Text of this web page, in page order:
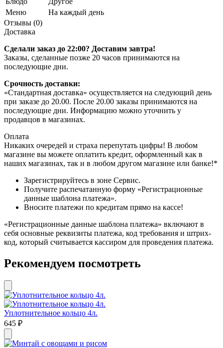
Меню
На каждый день
Отзывы (0)
Доставка
Сделали заказ до 22:00? Доставим завтра!
Заказы, сделанные позже 20 часов принимаются на
последующие дни.
Срочность доставки:
«Стандартная доставка» осуществляется на следующий день
при заказе до 20.00. После 20.00 заказы принимаются на
последующие дни. Информацию можно уточнить у
продавцов в магазинах.
Оплата
Никаких очередей и страха перепутать цифры! В любом
магазине вы можете оплатить кредит, оформленный как в
наших магазинах, так и в любом другом магазине или банке!*
Зарегистрируйтесь в зоне Сервис.
Получите распечатанную форму «Регистрационные
данные шаблона платежа».
Вносите платежи по кредитам прямо на кассе!
«Регистрационные данные шаблона платежа» включают в
себя основные реквизиты платежа, код требования и штрих-
код, который считывается кассиром для проведения платежа.
Рекомендуем посмотреть
Уплотнительное кольцо 4л.
645 ₽